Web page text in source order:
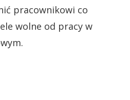
pracownikowi co
wolne od pracy w